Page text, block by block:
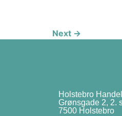
Next →
Holstebro
Grønsgade 2, 2.
7500 Holstebro